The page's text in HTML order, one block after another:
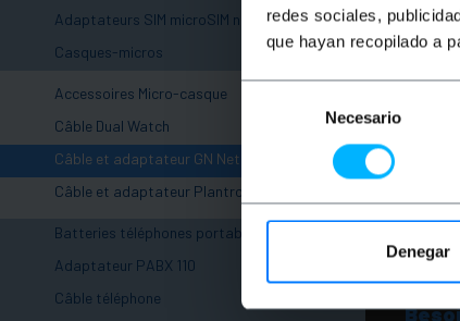
redes sociales,
que hayan recopilado a
consentimiento
Necesario
Denegar
Adaptateurs SIM microSIM nanoSIM
Casques-micros
-
Accessoires Micro-casque
Câble Dual Watch
Câble et adaptateur GN Netcom
Câble et adaptateur Plantronics
Batteries téléphones portables
Adaptateur PABX 110
Câble téléphone +